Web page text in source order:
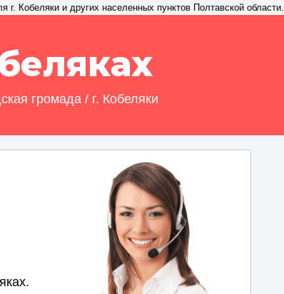
Кобеляки и других населенных пунктов Полтавской области.
громада / г. Кобеляки